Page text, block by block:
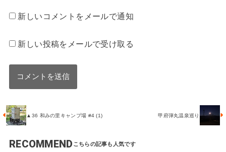
新しいコメントをメールで通知
新しい投稿をメールで受け取る
▲36 和みの里キャンプ場 #4 (1) 甲府弾丸温泉巡り
RECOMMEND